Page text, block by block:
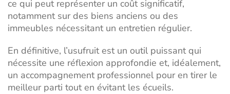
ce qui peut représenter un coût significatif,
notamment sur des biens anciens ou des
immeubles nécessitant un entretien régulier.
En définitive, l’usufruit est un outil puissant qui
nécessite une réflexion approfondie et, idéalement,
un accompagnement professionnel pour en tirer le
meilleur parti tout en évitant les écueils.